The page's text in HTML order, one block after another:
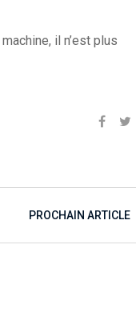
il n’est plus
PROCHAIN ARTICLE